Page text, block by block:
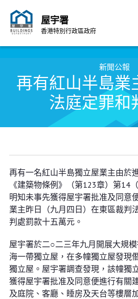
屋宇署
香港特別行政區政府
新聞公報
再有紅山半島業
法庭定罪和
再有紅山半島業主因
罪和判罰款
再有一名紅山半島獨立屋業主由於
《建築物條例》（第123章）第14
明知未事先獲得屋宇署批准及同意
業主昨日（九月四日）在東區裁判
判處罰款十五萬元。
屋宇署於二○二三年九月開展大規
海一帶獨立屋，在多幢獨立屋發現
獨立屋。屋宇署調查發現，該幢獨
獲得屋宇署批准及同意便進行有關
及庭院、客廳、睡房及天台等樓層